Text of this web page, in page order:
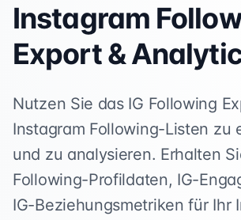
Instagram
Export &
Nutzen Sie das IG Following
Instagram Following-Listen zu
und zu analysieren. Erhalten
Following-Profildaten, IG-
IG-Beziehungsmetriken für Ihr